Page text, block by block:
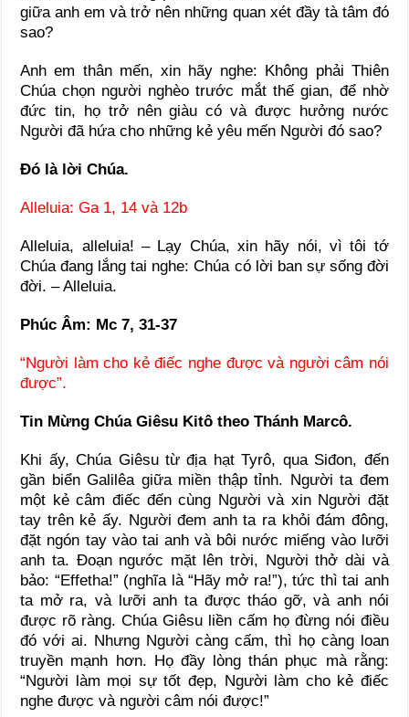
giữa anh em và trở nên những quan xét đầy tà tâm đó
sao?
Anh em thân mến, xin hãy nghe: Không phải Thiên
Chúa chọn người nghèo trước mắt thế gian, để nhờ
đức tin, họ trở nên giàu có và được hưởng nước
Người đã hứa cho những kẻ yêu mến Người đó sao?
Ðó là lời Chúa.
Alleluia: Ga 1, 14 và 12b
Alleluia, alleluia! – Lạy Chúa, xin hãy nói, vì tôi tớ
Chúa đang lắng tai nghe: Chúa có lời ban sự sống đời
đời. – Alleluia.
Phúc Âm: Mc 7, 31-37
“Người làm cho kẻ điếc nghe được và người câm nói
được”.
Tin Mừng Chúa Giêsu Kitô theo Thánh Marcô.
Khi ấy, Chúa Giêsu từ địa hạt Tyrô, qua Siđon, đến
gần biển Galilêa giữa miền thập tỉnh. Người ta đem
một kẻ câm điếc đến cùng Người và xin Người đặt
tay trên kẻ ấy. Người đem anh ta ra khỏi đám đông,
đặt ngón tay vào tai anh và bôi nước miếng vào lưỡi
anh ta. Ðoạn ngước mặt lên trời, Người thở dài và
bảo: “Effetha!” (nghĩa là “Hãy mở ra!”), tức thì tai anh
ta mở ra, và lưỡi anh ta được tháo gỡ, và anh nói
được rõ ràng. Chúa Giêsu liền cấm họ đừng nói điều
đó với ai. Nhưng Người càng cấm, thì họ càng loan
truyền mạnh hơn. Họ đầy lòng thán phục mà rằng:
“Người làm mọi sự tốt đẹp, Người làm cho kẻ điếc
nghe được và người câm nói được!”